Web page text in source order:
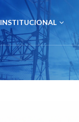
INSTITUCIONAL